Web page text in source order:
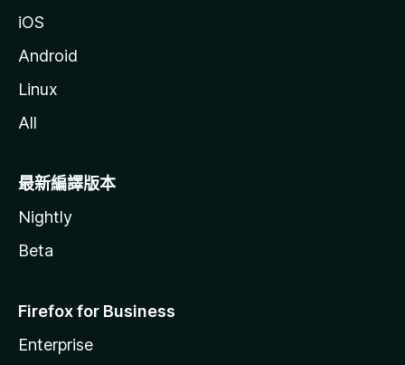
iOS
Android
Linux
All
最新編譯版本
Nightly
Beta
Firefox for Business
Enterprise